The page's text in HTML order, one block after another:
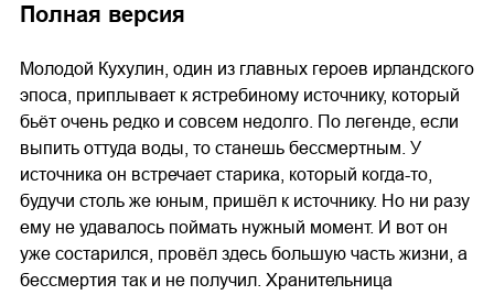
Полная версия
Молодой Кухулин, один из главных героев ирландского
эпоса, приплывает к ястребиному источнику, который
бьёт очень редко и совсем недолго. По легенде, если
выпить оттуда воды, то станешь бессмертным. У
источника он встречает старика, который когда-то,
будучи столь же юным, пришёл к источнику. Но ни разу
ему не удавалось поймать нужный момент. И вот он
уже состарился, провёл здесь большую часть жизни, а
бессмертия так и не получил. Хранительница